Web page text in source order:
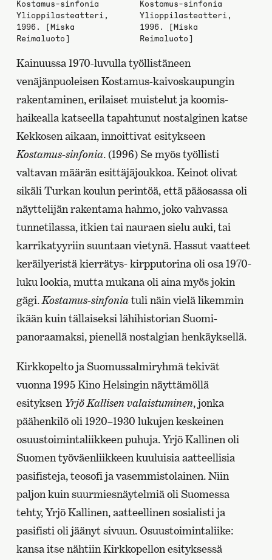
Kostamus-sinfonia
Ylioppilasteatteri,
1996. [Miska
Reimaluoto]
Kostamus-sinfonia
Ylioppilasteatteri,
1996. [Miska
Reimaluoto]
Kainuussa 1970-luvulla työllistäneen
venäjänpuoleisen Kostamus-kaivoskaupungin
rakentaminen, erilaiset muistelut ja koomis-
haikealla katseella tapahtunut nostalginen katse
Kekkosen aikaan, innoittivat esitykseen
Kostamus-sinfonia. (1996) Se myös työllisti
valtavan määrän esittäjäjoukkoa. Keinot olivat
sikäli Turkan koulun perintöä, että pääosassa oli
näyttelijän rakentama hahmo, joko vahvassa
tunnetilassa, itkien tai nauraen sielu auki, tai
karrikatyyriin suuntaan vietynä. Hassut vaatteet
keräilyeristä kierrätys- kirpputorina oli osa 1970-
luku lookia, mutta mukana oli aina myös jokin
gägi. Kostamus-sinfoniatuli näin vielä likemmin
ikään kuin tällaiseksi lähihistorian Suomi-
panoraamaksi, pienellä nostalgian henkäyksellä.
Kirkkopelto ja Suomussalmiryhmä tekivät
vuonna 1995 Kino Helsingin näyttämöllä
esityksen Yrjö Kallisen valaistuminen, jonka
päähenkilö oli 1920–1930 lukujen keskeinen
osuustoimintaliikkeen puhuja. Yrjö Kallinen oli
Suomen työväenliikkeen kuuluisia aatteellisia
pasifisteja, teosofi ja vasemmistolainen. Niin
paljon kuin suurmiesnäytelmiä oli Suomessa
tehty, Yrjö Kallinen, aatteellinen sosialisti ja
pasifisti oli jäänyt sivuun. Osuustoimintaliike:
kansa itse nähtiin Kirkkopellon esityksessä